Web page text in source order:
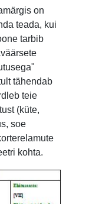
on
teada, kui
tarbib
tähendab
teie
(küte,
soe
kohta.